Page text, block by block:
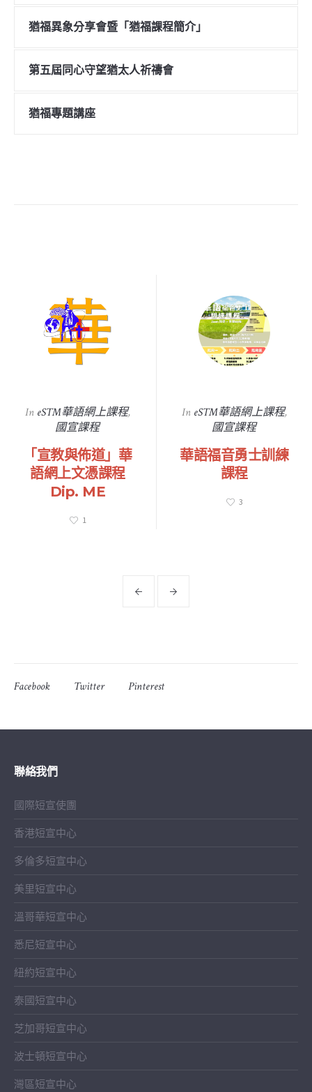
猶福異象分享會暨「猶福課程簡介」
第五屆同心守望猶太人祈禱會
猶福專題講座
In eSTM華語網上課程,
國宣課程
「宣教與佈道」華
語網上文憑課程
Dip. ME
1
In eSTM華語網上課程,
國宣課程
華語福音勇士訓練
課程
3
Facebook Twitter Pinterest
聯絡我們
國際短宣使團
香港短宣中心
多倫多短宣中心
美里短宣中心
溫哥華短宣中心
悉尼短宣中心
紐約短宣中心
泰國短宣中心
芝加哥短宣中心
波士頓短宣中心
灣區短宣中心